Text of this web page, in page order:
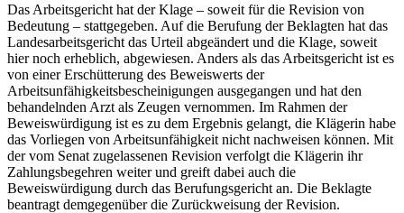
Das Arbeitsgericht hat der Klage – soweit für die Revision von
Bedeutung – stattgegeben. Auf die Berufung der Beklagten hat das
Landesarbeitsgericht das Urteil abgeändert und die Klage, soweit
hier noch erheblich, abgewiesen. Anders als das Arbeitsgericht ist es
von einer Erschütterung des Beweiswerts der
Arbeitsunfähigkeitsbescheinigungen ausgegangen und hat den
behandelnden Arzt als Zeugen vernommen. Im Rahmen der
Beweiswürdigung ist es zu dem Ergebnis gelangt, die Klägerin habe
das Vorliegen von Arbeitsunfähigkeit nicht nachweisen können. Mit
der vom Senat zugelassenen Revision verfolgt die Klägerin ihr
Zahlungsbegehren weiter und greift dabei auch die
Beweiswürdigung durch das Berufungsgericht an. Die Beklagte
beantragt demgegenüber die Zurückweisung der Revision.